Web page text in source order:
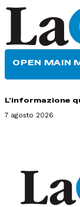
OPEN MAIN
L'informazione
7 agosto 2026